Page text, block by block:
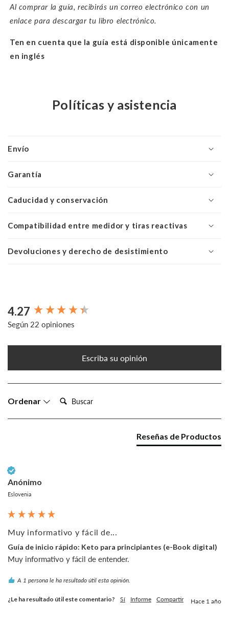
Al comprar la guía, recibirás un correo electrónico con un
enlace para descargar tu libro electrónico.
Ten en cuenta que la guía está disponible únicamente
en inglés
Políticas y asistencia
Envío
Garantía
Caducidad y conservación
Compatibilidad entre medidor y tiras reactivas
Devoluciones y derecho de desistimiento
4.27
Según 22 opiniones
Escriba su opinión
Ordenar Busca:
Reseñas de Productos
Anónimo
Eslovenia
Muy informativo y fácil de...
Guía de inicio rápido: Keto para principiantes (e-Book digital)
Muy informativo y fácil de entender.
A 1 persona le ha resultado útil esta opinión.
¿Le ha resultado útil este comentario? Sí Informe Compartir Hace 1 año
New content loaded